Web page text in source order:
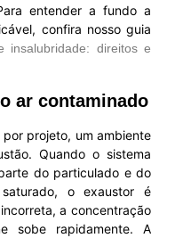
entender a fundo a
confira nosso guia
insalubridade: direitos e
ar contaminado
projeto, um ambiente
Quando o sistema
do particulado e do
o exaustor é
a concentração
sobe rapidamente. A